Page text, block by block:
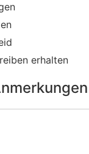
erhalten